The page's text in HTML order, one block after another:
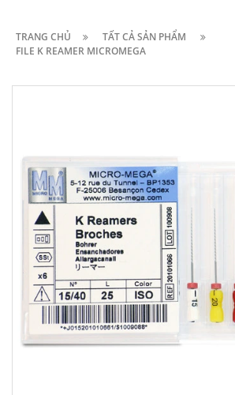
TRANG CHỦ
TẤT CẢ SẢN PHẨM
FILE K REAMER MICROMEGA